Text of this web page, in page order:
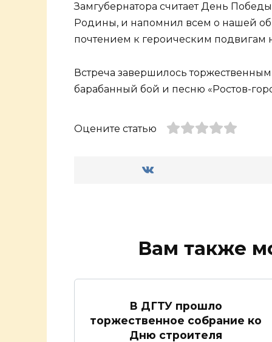
Замгубернатора считает День
Родины, и напомнил всем о нашей
почтением к героическим подвигам
Встреча завершилось
барабанный бой и песню «Ростов-
Оцените статью
Вам также
В ДГТУ прошло
торжественное собрание ко
Дню строителя